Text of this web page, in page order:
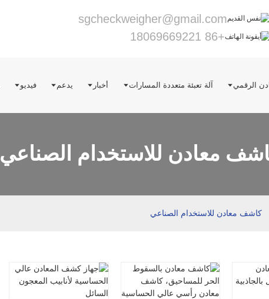
sgcheckweigher@gmail.com
+86 18069669221
الرقمي آلة تعبئة متعددة المسارات أخبار يدعم فيديو
معادن للاستخدام الصناعي
كاشف معادن للاستخدام الصناعي